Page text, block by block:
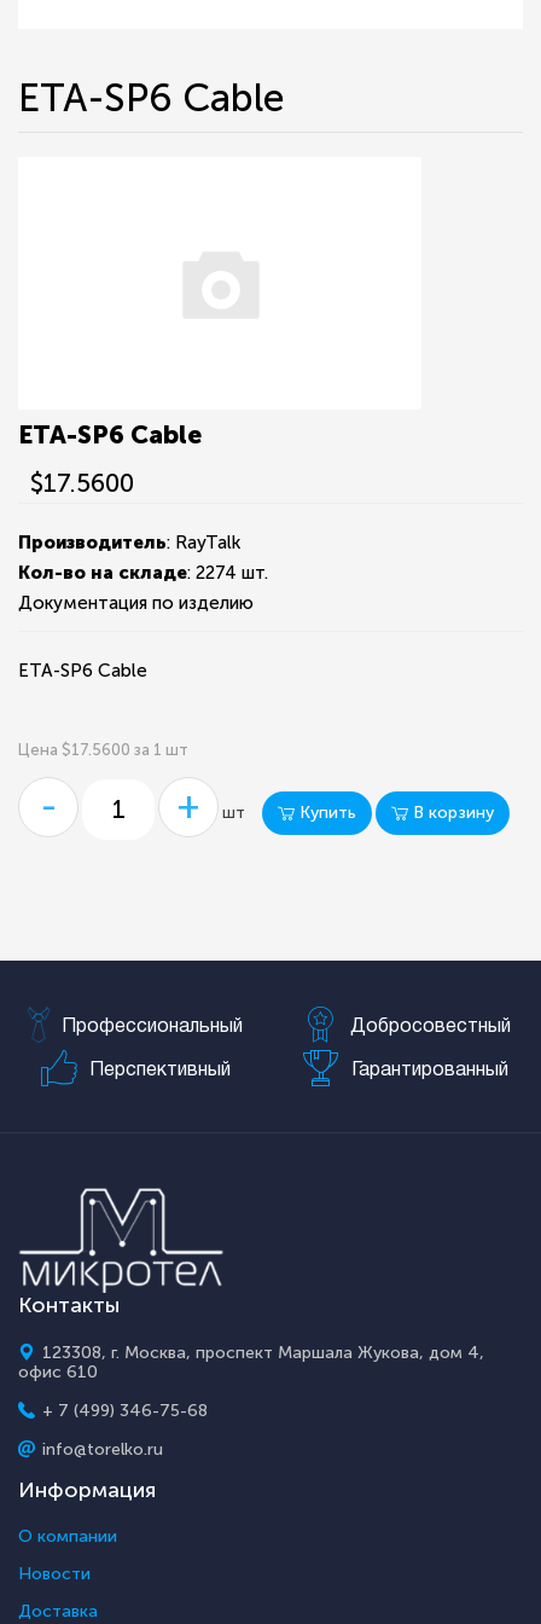
ETA-SP6 Cable
ETA-SP6 Cable
$17.5600
Производитель: RayTalk
Кол-во на складе: 2274 шт.
Документация по изделию
ETA-SP6 Cable
Цена $17.5600 за 1 шт
- + шт Купить В корзину
Профессиональный Добросовестный
Перспективный Гарантированный
Контакты
123308, г. Москва, проспект Маршала Жукова, дом 4,
офис 610
+ 7 (499) 346-75-68
info@torelko.ru
Информация
О компании
Новости
Доставка